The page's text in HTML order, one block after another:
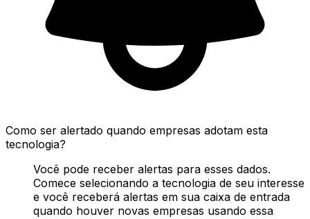
Como ser alertado quando empresas adotam esta
tecnologia?
Você pode receber alertas para esses dados.
Comece selecionando a tecnologia de seu interesse
e você receberá alertas em sua caixa de entrada
quando houver novas empresas usando essa